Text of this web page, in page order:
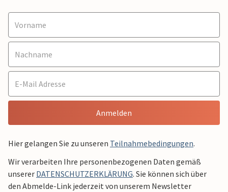
Anmelden
Hier gelangen Sie zu unseren Teilnahmebedingungen.
Wir verarbeiten Ihre personenbezogenen Daten gemäß
unserer DATENSCHUTZERKLÄRUNG. Sie können sich über
den Abmelde-Link jederzeit von unserem Newsletter